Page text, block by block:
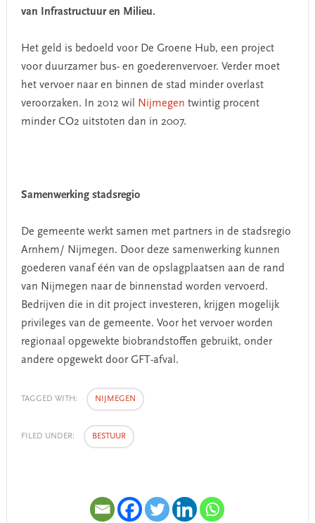
van Infrastructuur en Milieu.
Het geld is bedoeld voor De Groene Hub, een project
voor duurzamer bus- en goederenvervoer. Verder moet
het vervoer naar en binnen de stad minder overlast
veroorzaken. In 2012 wil
Nijmegen twintig procent
minder CO2 uitstoten dan in 2007.
Samenwerking stadsregio
De gemeente werkt samen met partners in de stadsregio
Arnhem/ Nijmegen. Door deze samenwerking kunnen
goederen vanaf één van de opslagplaatsen aan de rand
van Nijmegen naar de binnenstad worden vervoerd.
Bedrijven die in dit project investeren, krijgen mogelijk
privileges van de gemeente. Voor het vervoer worden
regionaal opgewekte biobrandstoffen gebruikt, onder
andere opgewekt door GFT-afval.
TAGGED WITH: NIJMEGEN
FILED UNDER: BESTUUR